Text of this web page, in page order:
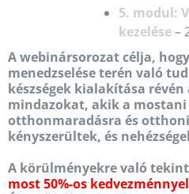
5. modul:
kezelése–
A webinársorozat célja,
menedzselése terén való
készségek kialakítása
mindazokat, akik a mostani
otthonmaradásra és
kényszerültek, és
A körülményekre való
most 50%-os